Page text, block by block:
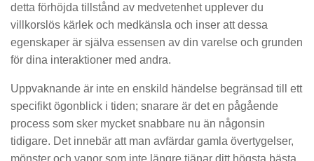
detta förhöjda tillstånd av medvetenhet upplever du
villkorslös kärlek och medkänsla och inser att dessa
egenskaper är själva essensen av din varelse och grunden
för dina interaktioner med andra.
Uppvaknande är inte en enskild händelse begränsad till ett
specifikt ögonblick i tiden; snarare är det en pågående
process som sker mycket snabbare nu än någonsin
tidigare. Det innebär att man avfärdar gamla övertygelser,
mönster och vanor som inte längre tjänar ditt högsta bästa.